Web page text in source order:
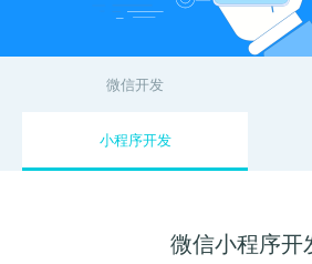
微信开发
小程序开发
微信小程序开